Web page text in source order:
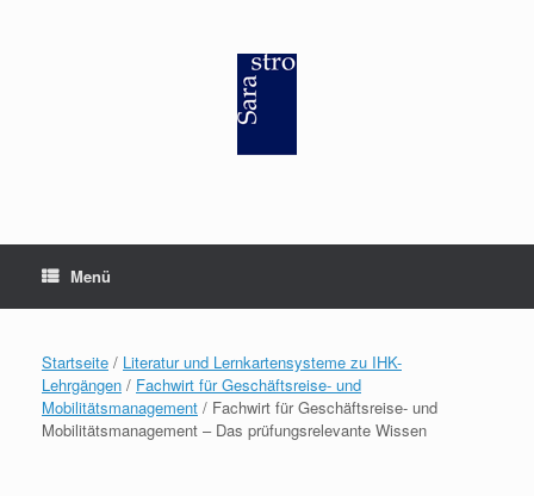
Menü
Startseite / Literatur und Lernkartensysteme zu IHK-
Lehrgängen / Fachwirt für Geschäftsreise- und
Mobilitätsmanagement / Fachwirt für Geschäftsreise- und
Mobilitätsmanagement – Das prüfungsrelevante Wissen